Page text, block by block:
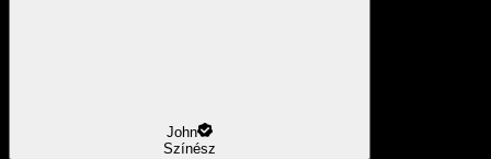
John
Színész